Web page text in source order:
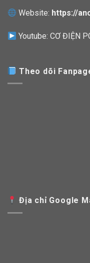
Website: https://
Youtube:CƠ ĐIỆN
Theo dõi
Địa chỉ Google